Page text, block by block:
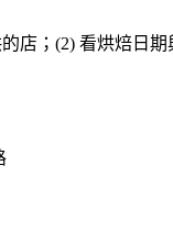
店；(2) 看烘焙日